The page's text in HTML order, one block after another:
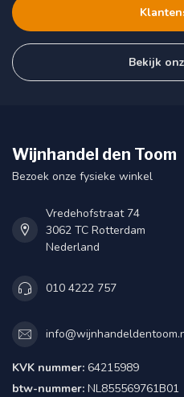
Bekijk
Wijnhandel den Toom
Bezoek onze fysieke winkel
Vredehofstraat 74
3062 TC Rotterdam
Nederland
010 4222 757
KVK nummer: 64215989
btw-nummer: NL855569761B01